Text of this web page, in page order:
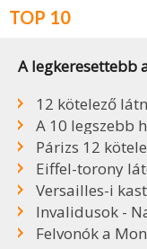
TOP 10
A legkeresettebb
12 kötelező
A 10 legszebb
Párizs 12
Eiffel-torony
Versailles-i
Invalidusok -
Felvonók a